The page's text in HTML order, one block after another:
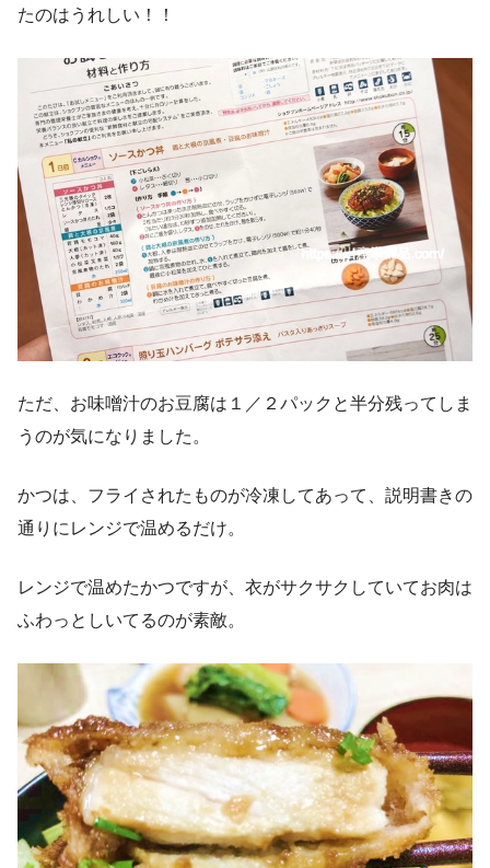
たのはうれしい！！
ただ、お味噌汁のお豆腐は１／２パックと半分残ってしま
うのが気になりました。
かつは、フライされたものが冷凍してあって、説明書きの
通りにレンジで温めるだけ。
レンジで温めたかつですが、衣がサクサクしていてお肉は
ふわっとしいてるのが素敵。